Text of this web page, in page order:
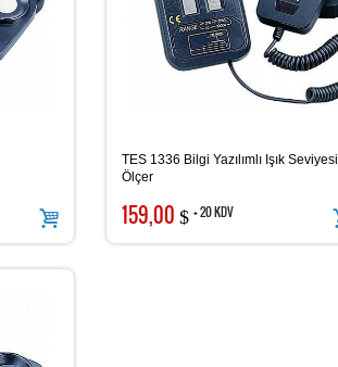
TES 1336 Bilgi Yazılımlı Işık Seviyesi
Ölçer
159,00 $ + 20 KDV